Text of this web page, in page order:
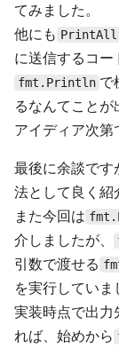
てみました。
他にも PrintAll
に送信するコ
fmt.Println で
るなんてことが
アイディア次第
最後に余談です
法として良く紹
また今回は
介しましたが、
引数で渡せる
を実行していま
実装時点で出力
れば、始めから